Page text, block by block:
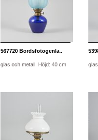
567720 Bordsfotogenla..
glas och metall. Höjd: 40 cm